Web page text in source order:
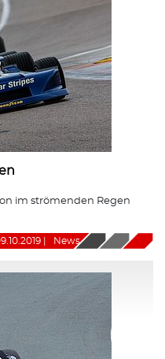
im strömenden Regen
News